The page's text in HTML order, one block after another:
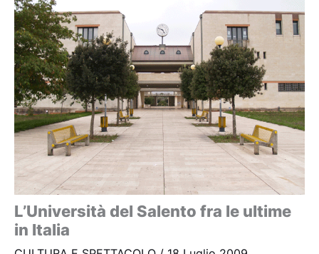
L’Università del Salento fra le ultime
in Italia